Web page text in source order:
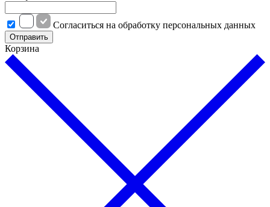
Cогласиться на обработку персональных данных
Отправить
Корзина